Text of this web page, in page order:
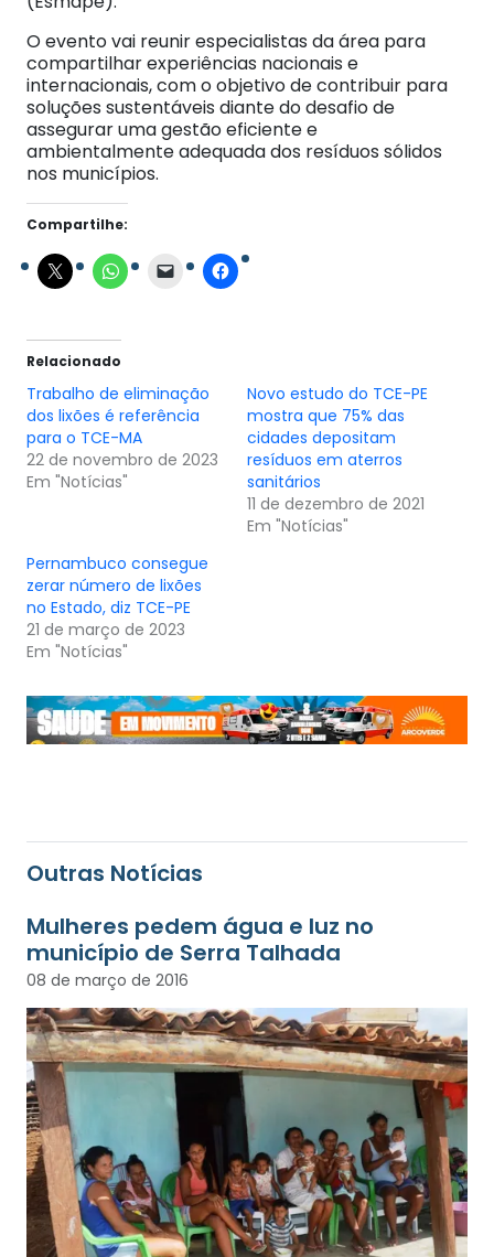
O evento vai reunir especialistas da área para
compartilhar experiências nacionais e
internacionais, com o objetivo de contribuir para
soluções sustentáveis diante do desafio de
assegurar uma gestão eficiente e
ambientalmente adequada dos resíduos sólidos
nos municípios.
Compartilhe:
Relacionado
Trabalho de eliminação
dos lixões é referência
para o TCE-MA
22 de novembro de 2023
Em "Notícias"
Novo estudo do TCE-PE
mostra que 75% das
cidades depositam
resíduos em aterros
sanitários
11 de dezembro de 2021
Em "Notícias"
Pernambuco consegue
zerar número de lixões
no Estado, diz TCE-PE
21 de março de 2023
Em "Notícias"
Outras Notícias
Mulheres pedem água e luz no
município de Serra Talhada
08 de março de 2016